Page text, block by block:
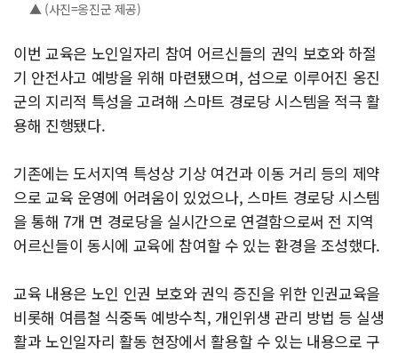
▲ (사진=옹진군 제공)
이번 교육은 노인일자리 참여 어르신들의 권익 보호와 하절
기 안전사고 예방을 위해 마련됐으며, 섬으로 이루어진 옹진
군의 지리적 특성을 고려해 스마트 경로당 시스템을 적극 활
용해 진행됐다.
기존에는 도서지역 특성상 기상 여건과 이동 거리 등의 제약
으로 교육 운영에 어려움이 있었으나, 스마트 경로당 시스템
을 통해 7개 면 경로당을 실시간으로 연결함으로써 전 지역
어르신들이 동시에 교육에 참여할 수 있는 환경을 조성했다.
교육 내용은 노인 인권 보호와 권익 증진을 위한 인권교육을
비롯해 여름철 식중독 예방수칙, 개인위생 관리 방법 등 실생
활과 노인일자리 활동 현장에서 활용할 수 있는 내용으로 구